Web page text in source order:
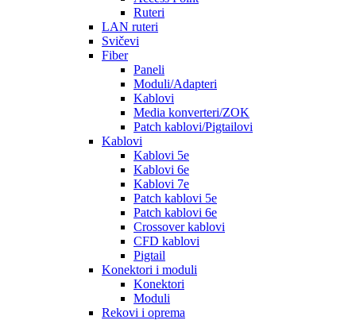
Ruteri
LAN ruteri
Svičevi
Fiber
Paneli
Moduli/Adapteri
Kablovi
Media konverteri/ZOK
Patch kablovi/Pigtailovi
Kablovi
Kablovi 5e
Kablovi 6e
Kablovi 7e
Patch kablovi 5e
Patch kablovi 6e
Crossover kablovi
CFD kablovi
Pigtail
Konektori i moduli
Konektori
Moduli
Rekovi i oprema